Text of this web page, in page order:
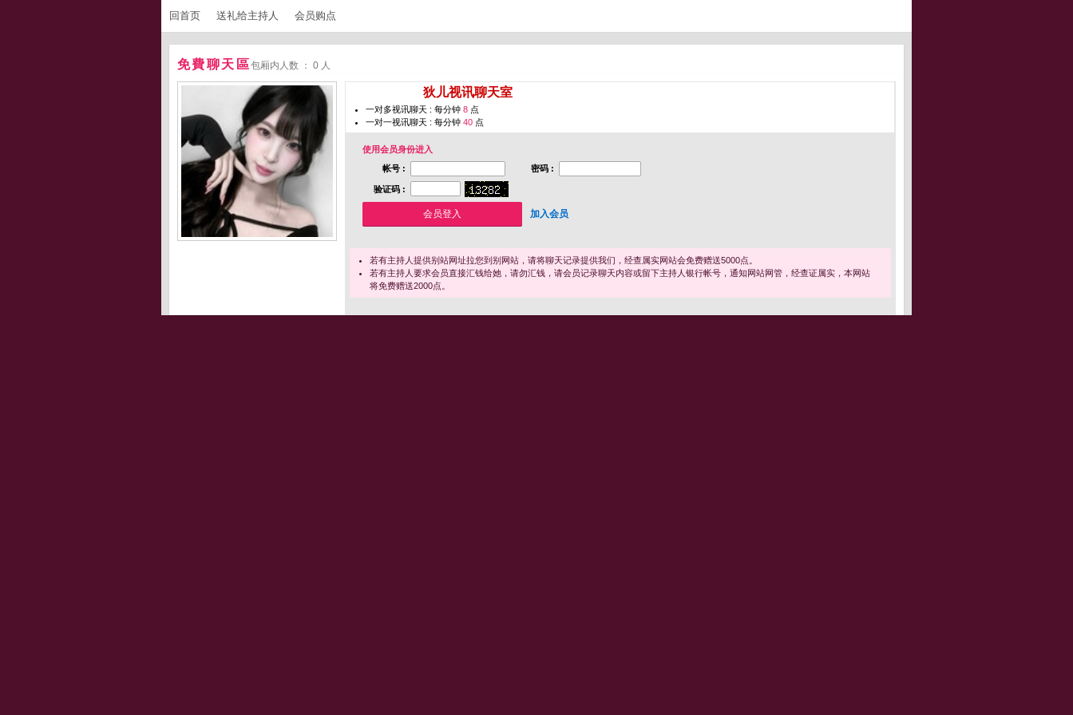
回首页 送礼给主持人 会员购点
免費聊天區包厢内人数 ： 0 人
狄儿视讯聊天室
一对多视讯聊天 : 每分钟 8 点
一对一视讯聊天 : 每分钟 40 点
使用会员身份进入
帐号 :
密码 :
验证码 :
加入会员
若有主持人提供别站网址拉您到别网站，请将聊天记录提供我们，经查属实网站会免费赠送5000点。
若有主持人要求会员直接汇钱给她，请勿汇钱，请会员记录聊天内容或留下主持人银行帐号，通知网站网管，经查证属实，本网站
将免费赠送2000点。